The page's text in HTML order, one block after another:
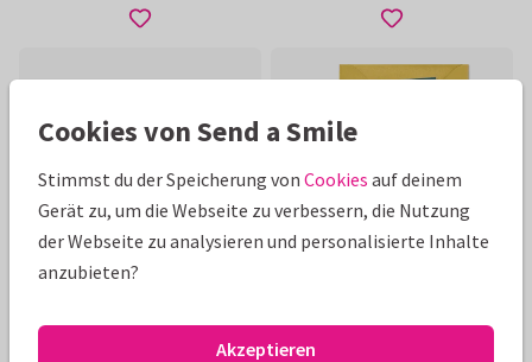
Cookies von Send a Smile
Stimmst du der Speicherung von Cookies auf deinem
Gerät zu, um die Webseite zu verbessern, die Nutzung
der Webseite zu analysieren und personalisierte Inhalte
anzubieten?
Akzeptieren